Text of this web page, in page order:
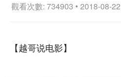
觀看次數: 734903 • 2018-08-
【越哥说电影】